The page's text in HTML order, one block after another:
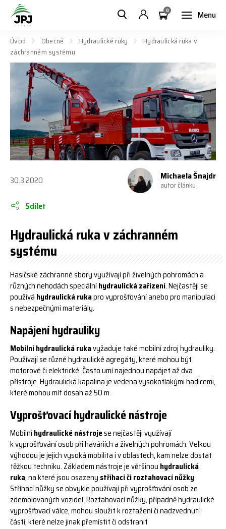
Menu
0
Úvod Obecné Hydraulické ruky
Hydraulická ruka v
záchranném systému
30.3.2020
Sdílet
Michaela Šnajdr
autor článku
Hydraulická ruka v záchranném
systému
Hasičské záchranné sbory využívají při živelných pohromách a
různých nehodách speciálníhydraulická zařízení. Nejčastěji se
používá hydraulická rukapro vyprošťování anebo pro manipulaci
s nebezpečnými materiály.
Napájení hydrauliky
Mobilní hydraulická rukavyžaduje také mobilní zdroj hydrauliky.
Používají se různé hydraulické agregáty, které mohou být
motorové či elektrické. Často umí najednou napájet až dva
přístroje. Hydraulická kapalina je vedena vysokotlakými hadicemi,
které mohou mít dosah až 50 m.
Vyprošťovací hydraulické nástroje
Mobilníhydraulické nástrojese nejčastěji využívají
k vyprošťování osob při haváriích a živelných pohromách. Velkou
výhodou je jejich vysoká mobilita i v oblastech, kam nelze dostat
těžkou techniku. Základem nástroje je většinou hydraulická
ruka, na které jsou osazeny stříhací či roztahovací nůžky.
Stříhací nůžky se obvykle používají při vyprošťování osob ze
zdemolovaných vozidel. Roztahovací nůžky, případně hydraulické
vyprošťovací válce, mohou sloužit k roztažení či nadzvednutí
částí, které nelze jinak přemístit či odstranit.